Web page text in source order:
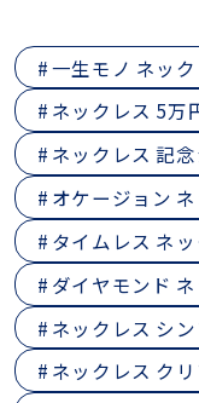
一生モノ ネック
ネックレス 5万
ネックレス 記
オケージョン
タイムレス ネ
ダイヤモンド
ネックレス シ
ネックレス ク